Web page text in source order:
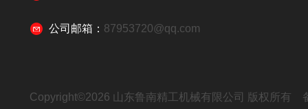
公司邮箱： 87953720@qq.com
Copyright©2026 山东鲁南精工机械有限公司 版权所有